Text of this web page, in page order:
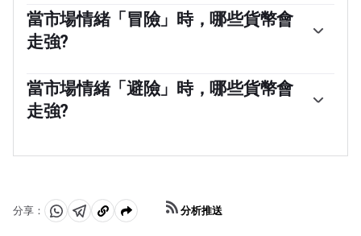
品(黃金除外)也會升值，因為它們受益於積極的增長前
景。大宗商品出口大國的貨幣因需求增加而走強，加密貨
幣上漲。在「規避風險」的市場中，債券——尤其是主要的
等避險貨幣都受益。
當市場情緒「冒險」時，哪些貨幣會
走強?
南非蘭特(ZAR)等次要外匯，都傾向於在「風險偏好」的市
場中上漲。這是因為這些貨幣的經濟增長嚴重依賴大宗商
品出口，而大宗商品在風險偏好時期往往會上漲。這是因
當市場情緒「避險」時，哪些貨幣會
走強?
元(JPY)和瑞士法郎(CHF)。美元，因為它是世界儲備貨
到對日本政府債券需求增加的影響，因為日本國內投資者
持有的國債比例很高，即使在危機時期，他們也不太可能
分享：
分 分 複
分析推送